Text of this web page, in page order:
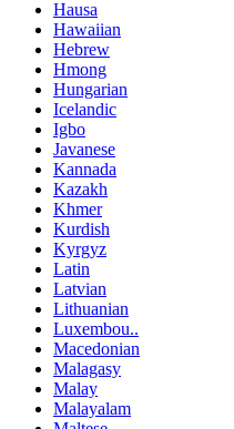
Hausa
Hawaiian
Hebrew
Hmong
Hungarian
Icelandic
Igbo
Javanese
Kannada
Kazakh
Khmer
Kurdish
Kyrgyz
Latin
Latvian
Lithuanian
Luxembou..
Macedonian
Malagasy
Malay
Malayalam